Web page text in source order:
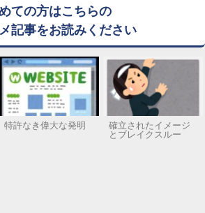
ての方はこちらの
記事をお読みください
特許なき偉大な発明 確立されたイメージ
とブレイクスルー